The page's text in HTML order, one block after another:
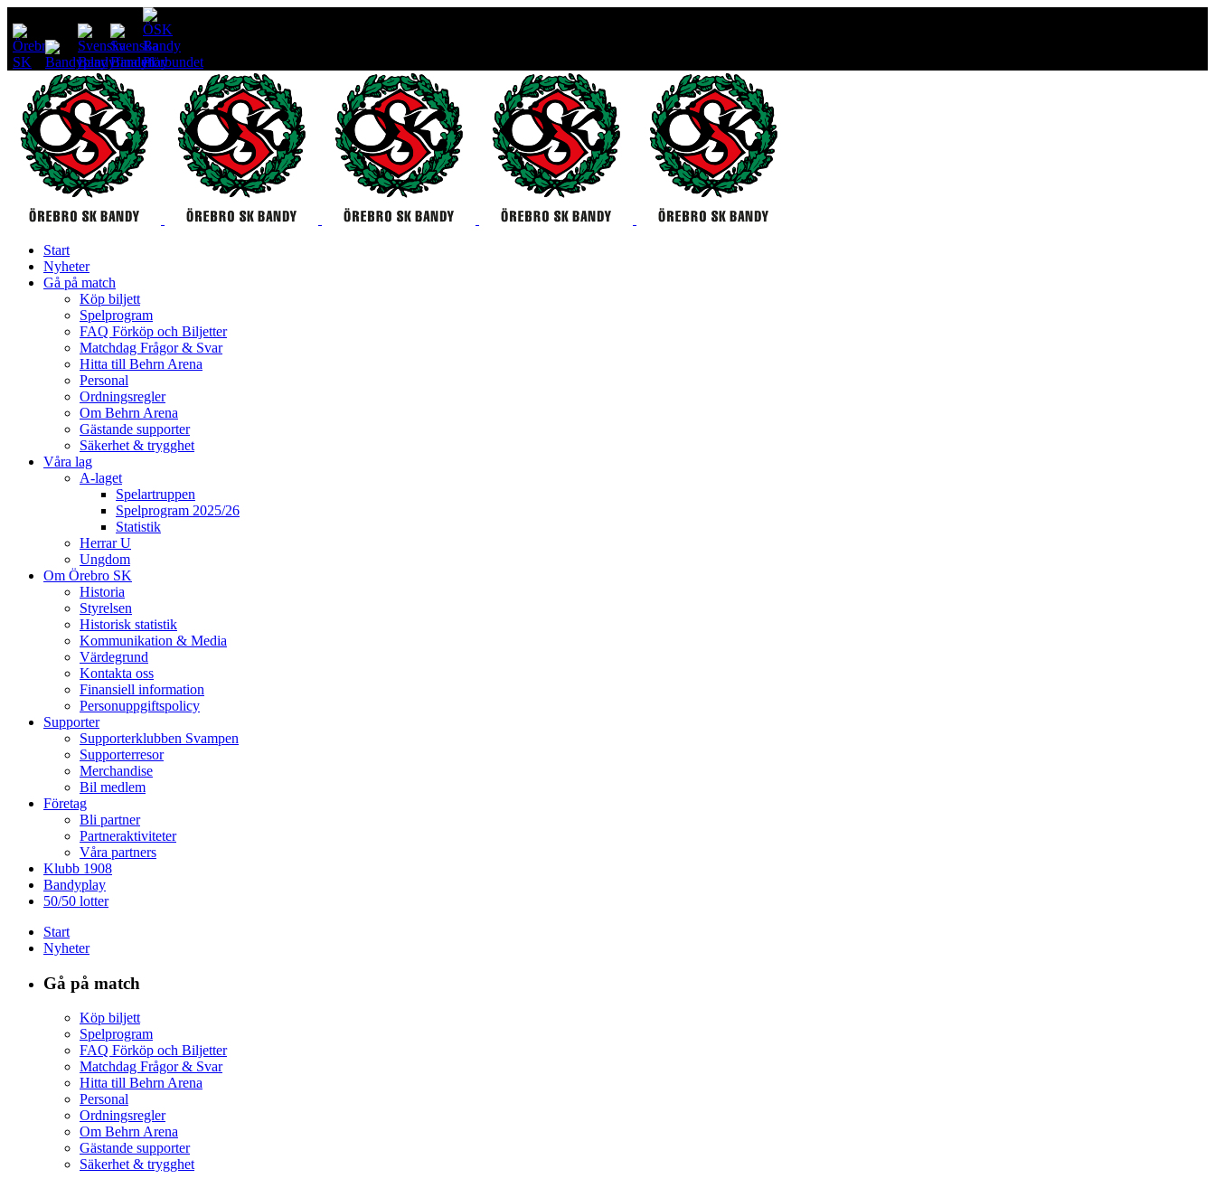
Start
Nyheter
Gå på match
Köp biljett
Spelprogram
FAQ Förköp och Biljetter
Matchdag Frågor & Svar
Hitta till Behrn Arena
Personal
Ordningsregler
Om Behrn Arena
Gästande supporter
Säkerhet & trygghet
Våra lag
A-laget
Spelartruppen
Spelprogram 2025/26
Statistik
Herrar U
Ungdom
Om Örebro SK
Historia
Styrelsen
Historisk statistik
Kommunikation & Media
Värdegrund
Kontakta oss
Finansiell information
Personuppgiftspolicy
Supporter
Supporterklubben Svampen
Supporterresor
Merchandise
Bil medlem
Företag
Bli partner
Partneraktiviteter
Våra partners
Klubb 1908
Bandyplay
50/50 lotter
Start
Nyheter
Gå på match
Köp biljett
Spelprogram
FAQ Förköp och Biljetter
Matchdag Frågor & Svar
Hitta till Behrn Arena
Personal
Ordningsregler
Om Behrn Arena
Gästande supporter
Säkerhet & trygghet